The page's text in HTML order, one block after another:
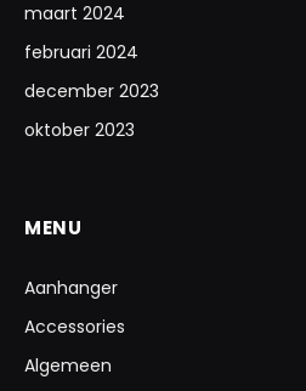
maart 2024
februari 2024
december 2023
oktober 2023
MENU
Aanhanger
Accessories
Algemeen